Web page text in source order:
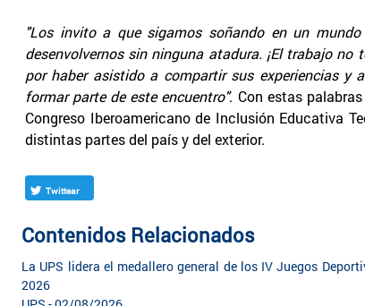
"Los invito a que sigamos soñando en un
desenvolvernos sin ninguna atadura. ¡El trabajo
por haber asistido a compartir sus experiencias
formar parte de este encuentro". Con estas
Congreso Iberoamericano de Inclusión Educativa
distintas partes del país y del exterior.
Twittear
Contenidos Relacionados
La UPS lidera el medallero general de los IV Juegos
2026